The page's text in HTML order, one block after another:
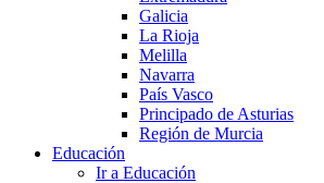
Galicia
La Rioja
Melilla
Navarra
País Vasco
Principado de Asturias
Región de Murcia
Educación
Ir a Educación